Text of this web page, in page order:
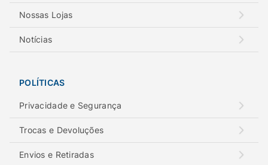
Nossas Lojas
Notícias
POLÍTICAS
Privacidade e Segurança
Trocas e Devoluções
Envios e Retiradas